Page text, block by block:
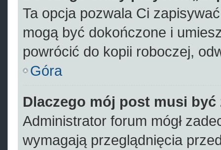
Ta opcja pozwala Ci
mogą być dokończone i
powrócić do kopii roboczej,
Góra
Dlaczego mój post musi
Administrator forum mógł
wymagają przeglądnięcia